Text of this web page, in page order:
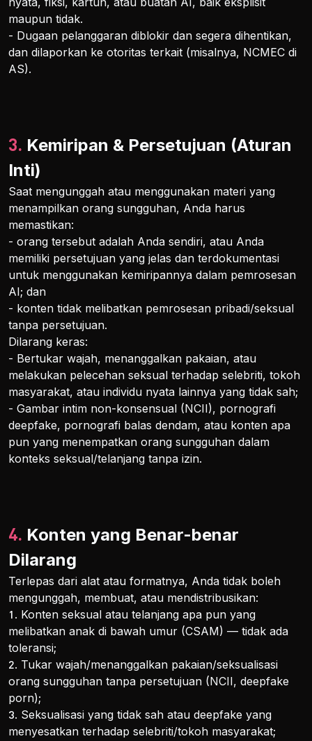
maupun tidak.
- Dugaan pelanggaran diblokir dan segera dihentikan,
dan dilaporkan ke otoritas terkait (misalnya, NCMEC di
AS).
3. Kemiripan & Persetujuan (Aturan
Inti)
Saat mengunggah atau menggunakan materi yang
menampilkan orang sungguhan, Anda harus
memastikan:
- orang tersebut adalah Anda sendiri, atau Anda
memiliki persetujuan yang jelas dan terdokumentasi
untuk menggunakan kemiripannya dalam pemrosesan
AI; dan
- konten tidak melibatkan pemrosesan pribadi/seksual
tanpa persetujuan.
Dilarang keras:
- Bertukar wajah, menanggalkan pakaian, atau
melakukan pelecehan seksual terhadap selebriti, tokoh
masyarakat, atau individu nyata lainnya yang tidak sah;
- Gambar intim non-konsensual (NCII), pornografi
deepfake, pornografi balas dendam, atau konten apa
pun yang menempatkan orang sungguhan dalam
konteks seksual/telanjang tanpa izin.
4. Konten yang Benar-benar
Dilarang
Terlepas dari alat atau formatnya, Anda tidak boleh
mengunggah, membuat, atau mendistribusikan:
1. Konten seksual atau telanjang apa pun yang
melibatkan anak di bawah umur (CSAM) — tidak ada
toleransi;
2. Tukar wajah/menanggalkan pakaian/seksualisasi
orang sungguhan tanpa persetujuan (NCII, deepfake
porn);
3. Seksualisasi yang tidak sah atau deepfake yang
menyesatkan terhadap selebriti/tokoh masyarakat;